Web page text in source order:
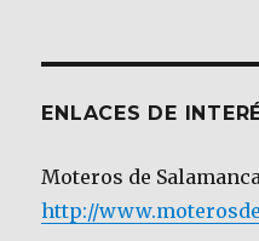
ENLACES DE
Moteros de
http://